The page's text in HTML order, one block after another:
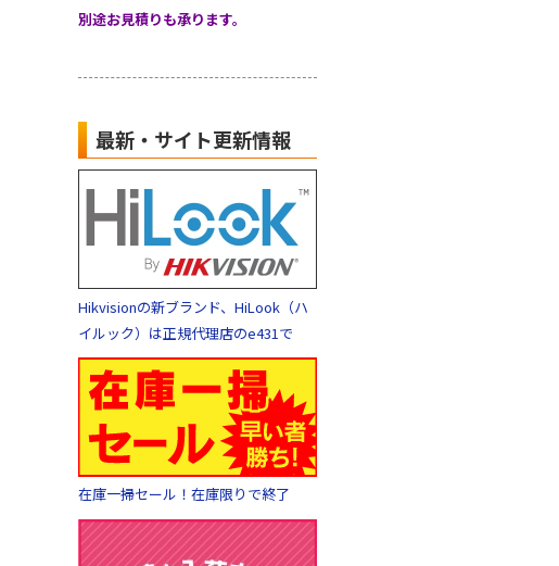
別途お見積りも承ります。
最新・サイト更新情報
Hikvisionの新ブランド、HiLook（ハ
イルック）は正規代理店のe431で
在庫一掃セール！在庫限りで終了